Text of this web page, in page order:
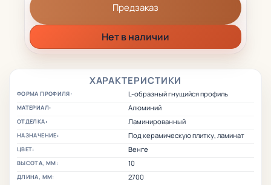
ХАРАКТЕРИСТИКИ
ФОРМА ПРОФИЛЯ: L-образный гнущийся профиль
МАТЕРИАЛ: Алюминий
ОТДЕЛКА: Ламинированный
НАЗНАЧЕНИЕ: Под керамическую плитку, ламинат
ЦВЕТ: Венге
ВЫСОТА, ММ: 10
ДЛИНА, ММ: 2700
Предзаказ
Нет в наличии